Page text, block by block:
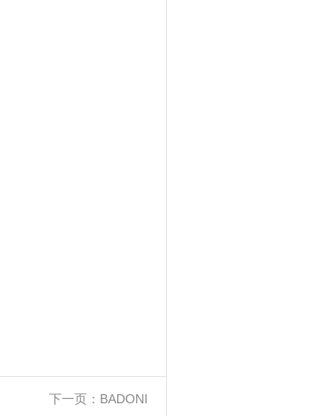
下一页： BADONI